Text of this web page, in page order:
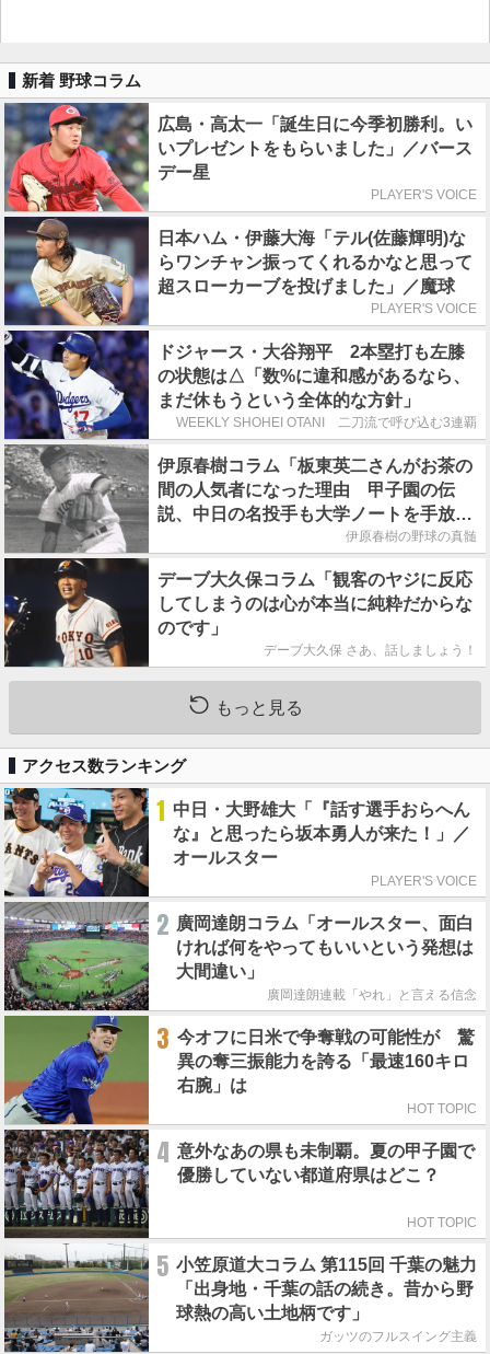
新着 野球コラム
広島・高太一「誕生日に今季初勝利。い
いプレゼントをもらいました」／バース
デー星
PLAYER'S VOICE
日本ハム・伊藤大海「テル(佐藤輝明)な
らワンチャン振ってくれるかなと思って
超スローカーブを投げました」／魔球
PLAYER'S VOICE
ドジャース・大谷翔平 2本塁打も左膝
の状態は△「数%に違和感があるなら、
まだ休もうという全体的な方針」
WEEKLY SHOHEI OTANI 二刀流で呼び込む3連覇
伊原春樹コラム「板東英二さんがお茶の
間の人気者になった理由 甲子園の伝
説、中日の名投手も大学ノートを手放さ
伊原春樹の野球の真髄
デーブ大久保コラム「観客のヤジに反応
してしまうのは心が本当に純粋だからな
のです」
デーブ大久保 さあ、話しましょう！
もっと見る
アクセス数ランキング
1 中日・大野雄大「『話す選手おらへん
な』と思ったら坂本勇人が来た！」／
オールスター
PLAYER'S VOICE
2 廣岡達朗コラム「オールスター、面白
ければ何をやってもいいという発想は
大間違い」
廣岡達朗連載「やれ」と言える信念
3 今オフに日米で争奪戦の可能性が 驚
異の奪三振能力を誇る「最速160キロ
右腕」は
HOT TOPIC
4 意外なあの県も未制覇。夏の甲子園で
優勝していない都道府県はどこ？
HOT TOPIC
5 小笠原道大コラム 第115回 千葉の魅力
「出身地・千葉の話の続き。昔から野
球熱の高い土地柄です」
ガッツのフルスイング主義